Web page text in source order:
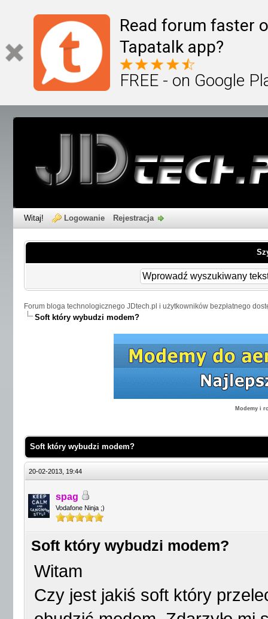
Read forum faster
Tapatalk app?
FREE - on Google
Witaj! Logowanie Rejestracja
Forum bloga technologicznego JDtech.pl i użytkowników bezpłatnego
Soft który wybudzi modem?
Modemy i
Soft który wybudzi modem?
20-02-2013, 19:44
spag
Vodafone Ninja ;)
Soft który wybudzi modem?
Witam
Czy jest jakiś soft który